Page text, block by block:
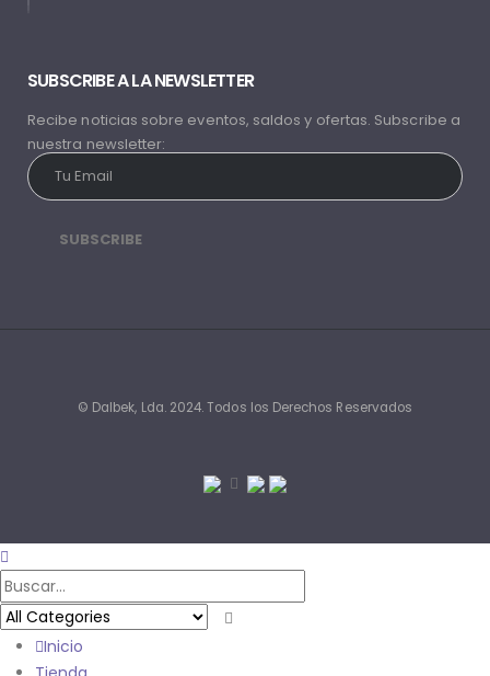
SUBSCRIBE A LA NEWSLETTER
Recibe noticias sobre eventos, saldos y ofertas. Subscribe a
nuestra newsletter:
© Dalbek, Lda. 2024. Todos los Derechos Reservados
Inicio